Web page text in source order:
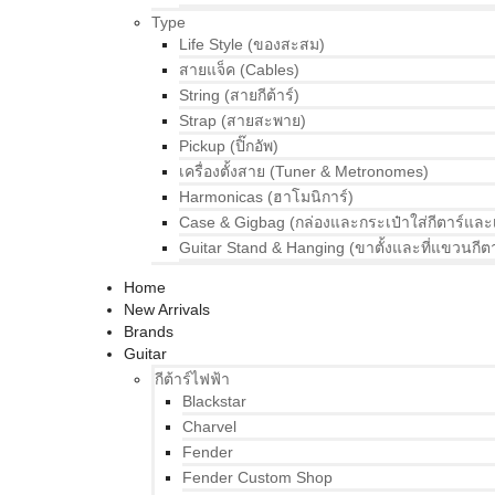
Type
Life Style (ของสะสม)
สายแจ็ค (Cables)
String (สายกีต้าร์)
Strap (สายสะพาย)
Pickup (ปิ๊กอัพ)
เครื่องตั้งสาย (Tuner & Metronomes)
Harmonicas (ฮาโมนิการ์)
Case & Gigbag (กล่องและกระเป๋าใส่กีตาร์และ
Guitar Stand & Hanging (ขาตั้งและที่แขวนกีต
Home
New Arrivals
Brands
Guitar
กีต้าร์ไฟฟ้า
Blackstar
Charvel
Fender
Fender Custom Shop